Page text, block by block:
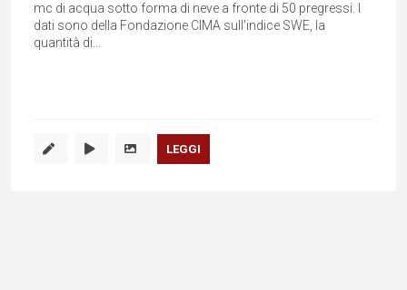
mc di acqua sotto forma di neve a fronte di 50 pregressi. I
dati sono della Fondazione CIMA sull'indice SWE, la
quantità di...
LEGGI